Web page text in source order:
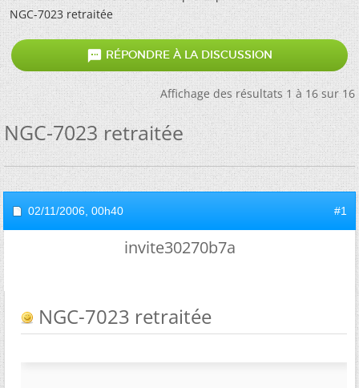
NGC-7023 retraitée
 RÉPONDRE À LA DISCUSSION
Affichage des résultats 1 à 16 sur 16
NGC-7023 retraitée
02/11/2006, 00h40 #1
invite30270b7a
NGC-7023 retraitée